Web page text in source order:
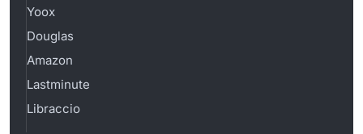
Yoox
Douglas
Amazon
Lastminute
Libraccio